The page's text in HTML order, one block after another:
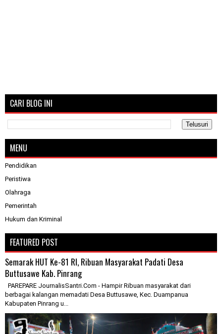
CARI BLOG INI
MENU
Pendidikan
Peristiwa
Olahraga
Pemerintah
Hukum dan Kriminal
FEATURED POST
Semarak HUT Ke-81 RI, Ribuan Masyarakat Padati Desa
Buttusawe Kab. Pinrang
PAREPARE JournalisSantri.Com - Hampir Ribuan masyarakat dari
berbagai kalangan memadati Desa Buttusawe, Kec. Duampanua
Kabupaten Pinrang u...